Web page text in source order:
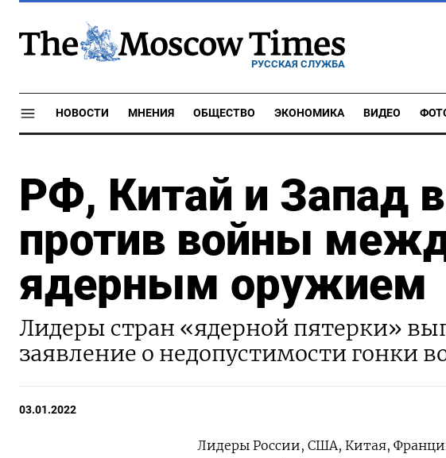
РУССКАЯ СЛУЖБА
НОВОСТИ МНЕНИЯ ОБЩЕСТВО ЭКОНОМИКА ВИДЕО
РФ, Китай и Запад
против войны
ядерным оружием
Лидеры стран «ядерной пятерки»
заявление о недопустимости гонки
03.01.2022
Лидеры России, США, Китая,